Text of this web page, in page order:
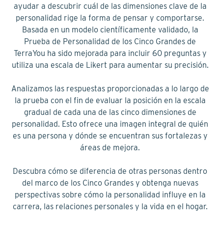
ayudar a descubrir cuál de las dimensiones clave de la
personalidad rige la forma de pensar y comportarse.
Basada en un modelo científicamente validado, la
Prueba de Personalidad de los Cinco Grandes de
TerraYou ha sido mejorada para incluir 60 preguntas y
utiliza una escala de Likert para aumentar su precisión.
Analizamos las respuestas proporcionadas a lo largo de
la prueba con el fin de evaluar la posición en la escala
gradual de cada una de las cinco dimensiones de
personalidad. Esto ofrece una imagen integral de quién
es una persona y dónde se encuentran sus fortalezas y
áreas de mejora.
Descubra cómo se diferencia de otras personas dentro
del marco de los Cinco Grandes y obtenga nuevas
perspectivas sobre cómo la personalidad influye en la
carrera, las relaciones personales y la vida en el hogar.